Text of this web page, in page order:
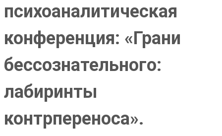
психоаналитическая
конференция: «Грани
бессознательного:
лабиринты
контрпереноса».